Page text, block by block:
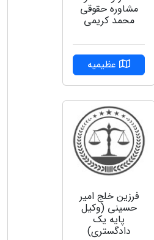
مشاوره حقوقی
محمد کریمی
عظیمیه
فرزین خلج امیر
حسینی (وکیل
پایه یک
دادگستری)